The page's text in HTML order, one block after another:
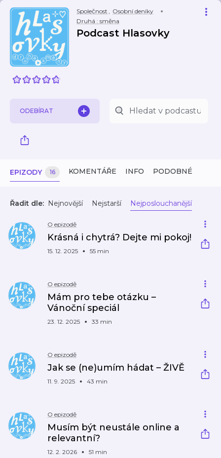
Společnost , Osobní deníky
Druhá : směna
Podcast Hlasovky
ODEBÍRAT
EPIZODY 16 KOMENTÁŘE INFO PODOBNÉ
Řadit dle: Nejnovější Nejstarší Nejposlouchanější
O epizodě
Krásná i chytrá? Dejte mi pokoj!
15. 12. 2025 55 min
O epizodě
Mám pro tebe otázku –
Vánoční speciál
23. 12. 2025 33 min
O epizodě
Jak se (ne)umím hádat –⁠⁠⁠⁠⁠⁠ ŽIVĚ
11. 9. 2025 43 min
O epizodě
Musím být neustále online a
relevantní?
12. 2. 2026 51 min